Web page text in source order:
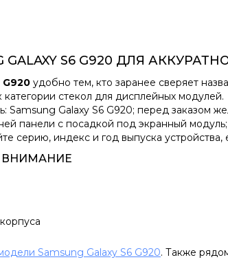
GALAXY S6 G920 ДЛЯ
G920 удобно тем, кто заранее сверяет
категории стекол для дисплейных модулей.
Samsung Galaxy S6 G920; перед заказом
панели с посадкой под экранный
серию, индекс и год выпуска устройства,
ВНИМАНИЕ
Samsung Galaxy S6 G920. Также